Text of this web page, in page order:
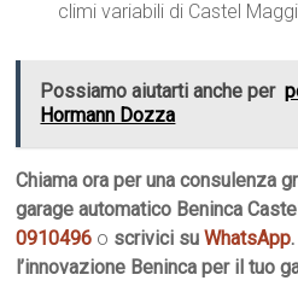
climi variabili di Castel
Possiamo aiutarti anche per
Hormann Dozza
Chiama ora per una consulenza
garage automatico Beninca
0910496 o scrivici suWhatsApp
l’innovazione Beninca per il tuo